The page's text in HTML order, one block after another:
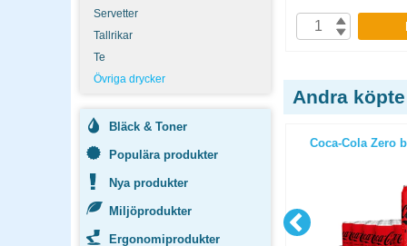
Servetter
Tallrikar
Te
Övriga drycker
Bläck & Toner
Populära produkter
Nya produkter
Miljöprodukter
Ergonomiprodukter
Andra
Coca-Cola Zero